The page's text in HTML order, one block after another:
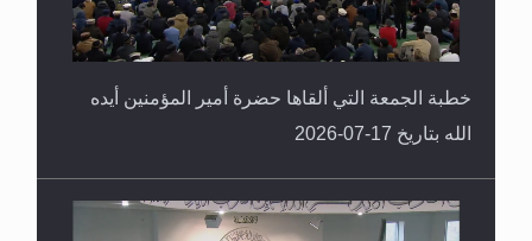
خطبة الجمعة التي ألقاها حضرة أمير المؤمنين أيده
الله بتاريخ 17-07-2026